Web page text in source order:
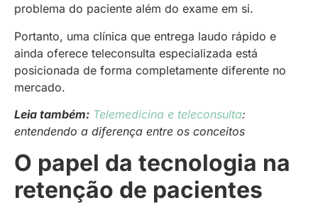
problema do paciente além do exame em si.
Portanto, uma clínica que entrega laudo rápido e
ainda oferece teleconsulta especializada está
posicionada de forma completamente diferente no
mercado.
Leia também: Telemedicina e teleconsulta:
entendendo a diferença entre os conceitos
O papel da tecnologia na
retenção de pacientes